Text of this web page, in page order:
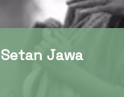
Setan Jawa